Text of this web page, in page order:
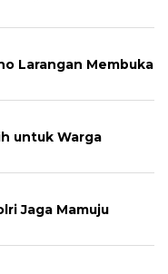
Larangan Membuka
untuk Warga
Jaga Mamuju